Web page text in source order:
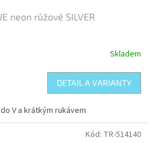
neon růžové SILVER
Skladem
DETAIL A VARIANTY
V a krátkým rukávem
Kód: TR-514140